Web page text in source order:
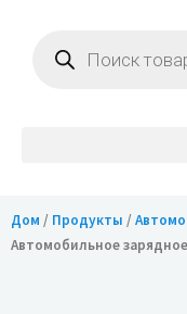
Дом / Продукты /
Автомобильное